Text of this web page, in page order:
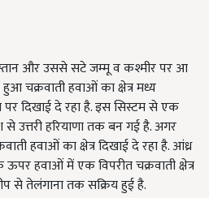
और उससे सटे जम्मू व कश्मीर पर आ
चक्रवाती हवाओं का क्षेत्र मध्य
दिखाई दे रहा है. इस सिस्टम से एक
से उत्तरी हरियाणा तक बन गई है. अगर
हवाओं का क्षेत्र दिखाई दे रहा है. आंध्र
हवाओं में एक विपरीत चक्रवाती क्षेत्र
से तेलंगाना तक सक्रिय हुई है.